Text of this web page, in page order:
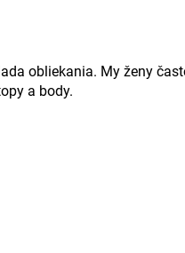
obliekania. My ženy
a body.